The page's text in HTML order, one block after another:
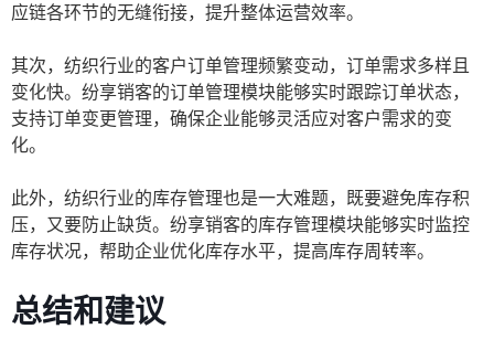
应链各环节的无缝衔接，提升整体运营效率。
其次，纺织行业的客户订单管理频繁变动，订单需求多样且
变化快。纷享销客的订单管理模块能够实时跟踪订单状态，
支持订单变更管理，确保企业能够灵活应对客户需求的变
化。
此外，纺织行业的库存管理也是一大难题，既要避免库存积
压，又要防止缺货。纷享销客的库存管理模块能够实时监控
库存状况，帮助企业优化库存水平，提高库存周转率。
总结和建议